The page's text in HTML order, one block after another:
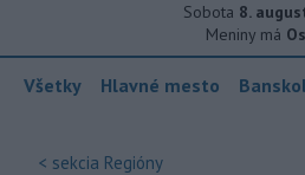
Sobota 8.
Meniny má
Všetky Hlavné mesto
< sekcia Regióny